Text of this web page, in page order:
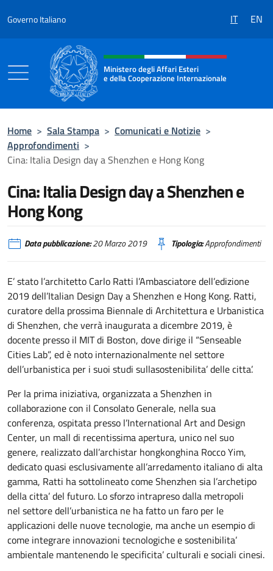
Governo Italiano IT EN
Intestazione sito, social e menù
Ministero degli Affari Esteri
e della Cooperazione Internazionale
Home > Sala Stampa > Comunicati e Notizie >
Approfondimenti >
Cina: Italia Design day a Shenzhen e Hong Kong
Cina: Italia Design day a Shenzhen e
Hong Kong
Data pubblicazione:20 Marzo 2019 Tipologia:Approfondimenti
E’ stato l’architetto Carlo Ratti l’Ambasciatore dell’edizione
2019 dell’Italian Design Day a Shenzhen e Hong Kong. Ratti,
curatore della prossima Biennale di Architettura e Urbanistica
di Shenzhen, che verrà inaugurata a dicembre 2019, è
docente presso il MIT di Boston, dove dirige il “Senseable
Cities Lab”, ed è noto internazionalmente nel settore
dell’urbanistica per i suoi studi sullasostenibilita’ delle citta’.
Per la prima iniziativa, organizzata a Shenzhen in
collaborazione con il Consolato Generale, nella sua
conferenza, ospitata presso l’International Art and Design
Center, un mall di recentissima apertura, unico nel suo
genere, realizzato dall’archistar hongkonghina Rocco Yim,
dedicato quasi esclusivamente all’arredamento italiano di alta
gamma, Ratti ha sottolineato come Shenzhen sia l’archetipo
della citta’ del futuro. Lo sforzo intrapreso dalla metropoli
nel settore dell’urbanistica ne ha fatto un faro per le
applicazioni delle nuove tecnologie, ma anche un esempio di
come integrare innovazioni tecnologiche e sostenibilita’
ambientale mantenendo le specificita’ culturali e sociali cinesi.